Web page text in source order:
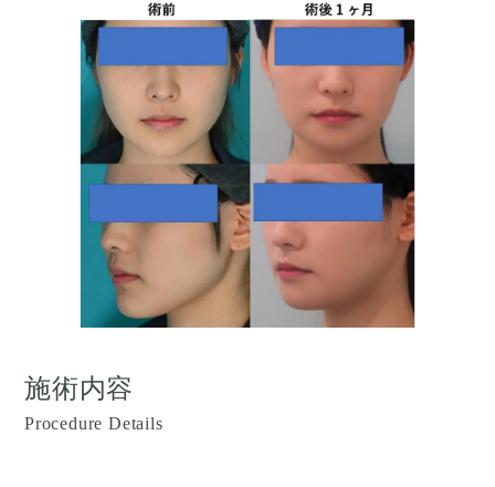
施術内容
Procedure Details